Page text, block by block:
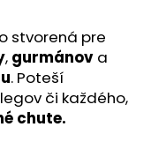
stvorená pre
, gurmánov a
. Poteší
či každého,
chute.